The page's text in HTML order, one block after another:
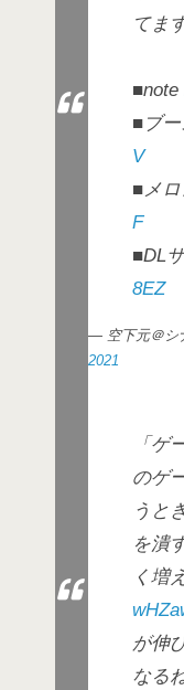
てま
■note
■ブー
V
■メ
F
■DL
8EZ
— 空下元＠シ
2021
「ゲ
のゲ
うと
を潰
く増
が伸
なる